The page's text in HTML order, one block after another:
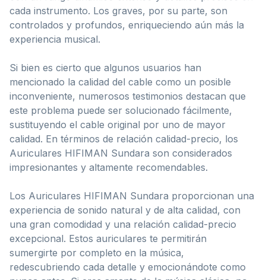
cada instrumento. Los graves, por su parte, son
controlados y profundos, enriqueciendo aún más la
experiencia musical.
Si bien es cierto que algunos usuarios han
mencionado la calidad del cable como un posible
inconveniente, numerosos testimonios destacan que
este problema puede ser solucionado fácilmente,
sustituyendo el cable original por uno de mayor
calidad. En términos de relación calidad-precio, los
Auriculares HIFIMAN Sundara son considerados
impresionantes y altamente recomendables.
Los Auriculares HIFIMAN Sundara proporcionan una
experiencia de sonido natural y de alta calidad, con
una gran comodidad y una relación calidad-precio
excepcional. Estos auriculares te permitirán
sumergirte por completo en la música,
redescubriendo cada detalle y emocionándote como